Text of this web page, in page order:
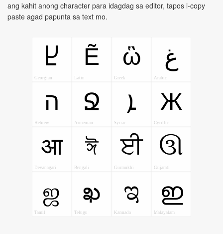
ang kahit anong character para idagdag sa editor, tapos i-copy
paste agad papunta sa text mo.
Ⴞ
Georgian
Ẽ
Latin
ὣ
Greek
ﻍ
Arabic
ה
Hebrew
Ջ
Armenian
ܐ
Syriac
Ж
Cyrillic
आ
Devanagari
ঈ
Bengali
ਈ
Gurmukhi
ઊ
Gujarati
ஜ
Tamil
ఖ
Telugu
ಇ
Kannada
ഇ
Malayalam